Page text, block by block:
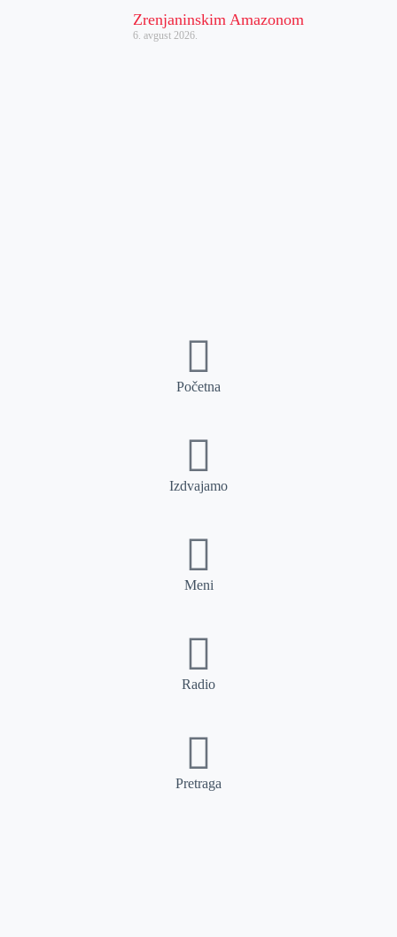
Zrenjaninskim Amazonom
6. avgust 2026.
Početna
Izdvajamo
Meni
Radio
Pretraga